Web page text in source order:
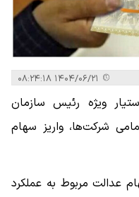
ویژه رئیس سازمان
شرکت‌ها، واریز سهام
عدالت مربوط به عملکرد